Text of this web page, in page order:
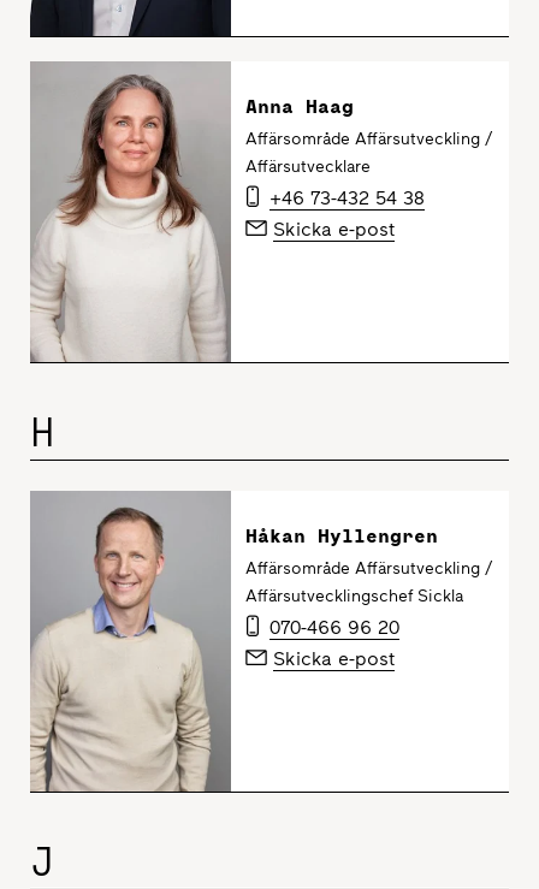
Anna Haag
Affärsområde Affärsutveckling /
Affärsutvecklare
+46 73-432 54 38
Skicka e-post
H
Håkan Hyllengren
Affärsområde Affärsutveckling /
Affärsutvecklingschef Sickla
070-466 96 20
Skicka e-post
J